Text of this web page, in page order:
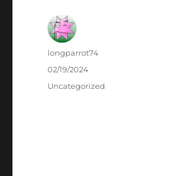
Author
longparrot74
Posted
02/19/2024
Categories
Uncategorized